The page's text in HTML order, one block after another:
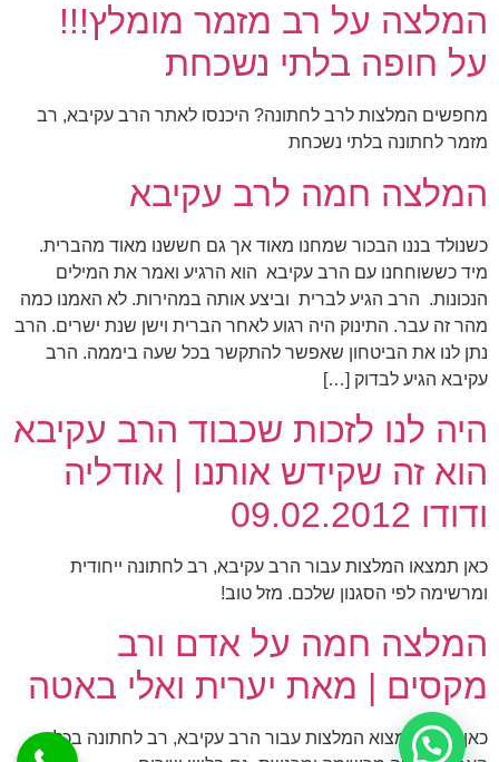
המלצה על רב מזמר מומלץ!!!
על חופה בלתי נשכחת
מחפשים המלצות לרב לחתונה? היכנסו לאתר הרב עקיבא, רב
מזמר לחתונה בלתי נשכחת
המלצה חמה לרב עקיבא
כשנולד בננו הבכור שמחנו מאוד אך גם חששנו מאוד מהברית.
מיד כששוחחנו עם הרב עקיבא הוא הרגיע ואמר את המילים
הנכונות. הרב הגיע לברית וביצע אותה במהירות. לא האמנו כמה
מהר זה עבר. התינוק היה רגוע לאחר הברית וישן שנת ישרים. הרב
נתן לנו את הביטחון שאפשר להתקשר בכל שעה ביממה. הרב
עקיבא הגיע לבדוק […]
היה לנו לזכות שכבוד הרב עקיבא
הוא זה שקידש אותנו | אודליה
ודודו 09.02.2012
כאן תמצאו המלצות עבור הרב עקיבא, רב לחתונה ייחודית
ומרשימה לפי הסגנון שלכם. מזל טוב!
המלצה חמה על אדם ורב
מקסים | מאת יערית ואלי באטה
כאן תוכלו למצוא המלצות עבור הרב עקיבא, רב לחתונה בכל